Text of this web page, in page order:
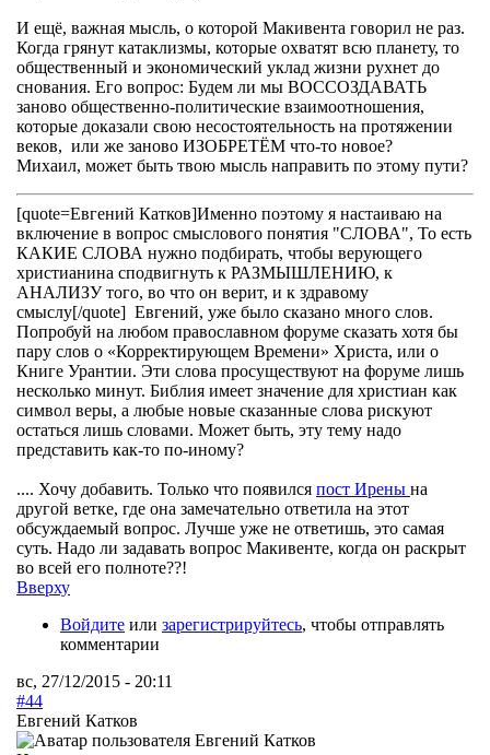
И ещё, важная мысль, о которой Макивента говорил не раз.
Когда грянут катаклизмы, которые охватят всю планету, то
общественный и экономический уклад жизни рухнет до
снования. Его вопрос: Будем ли мы ВОССОЗДАВАТЬ
заново общественно-политические взаимоотношения,
которые доказали свою несостоятельность на протяжении
веков, или же заново ИЗОБРЕТЁМ что-то новое?
Михаил, может быть твою мысль направить по этому пути?
[quote=Евгений Катков]Именно поэтому я настаиваю на
включение в вопрос смыслового понятия "СЛОВА", То есть
КАКИЕ СЛОВА нужно подбирать, чтобы верующего
христианина сподвигнуть к РАЗМЫШЛЕНИЮ, к
АНАЛИЗУ того, во что он верит, и к здравому
смыслу[/quote] Евгений, уже было сказано много слов.
Попробуй на любом православном форуме сказать хотя бы
пару слов о «Корректирующем Времени» Христа, или о
Книге Урантии. Эти слова просуществуют на форуме лишь
несколько минут. Библия имеет значение для христиан как
символ веры, а любые новые сказанные слова рискуют
остаться лишь словами. Может быть, эту тему надо
представить как-то по-иному?
.... Хочу добавить. Только что появился пост Ирены на
другой ветке, где она замечательно ответила на этот
обсуждаемый вопрос. Лучше уже не ответишь, это самая
суть. Надо ли задавать вопрос Макивенте, когда он раскрыт
во всей его полноте??!
Вверху
Войдите или зарегистрируйтесь, чтобы отправлять
комментарии
вс, 27/12/2015 - 20:11
#44
Евгений Катков